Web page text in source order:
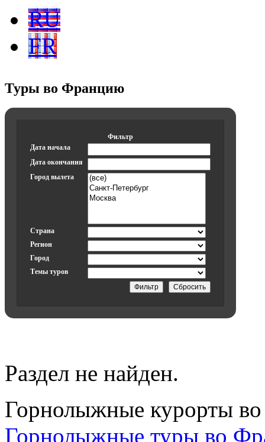
RU
FR
Туры во Францию
Фильтр
Дата начала
Дата окончания
Город вылета
Страна
Регион
Город
Темы туров
Раздел не найден.
Горнолыжные курорты
Горнолыжные туры во